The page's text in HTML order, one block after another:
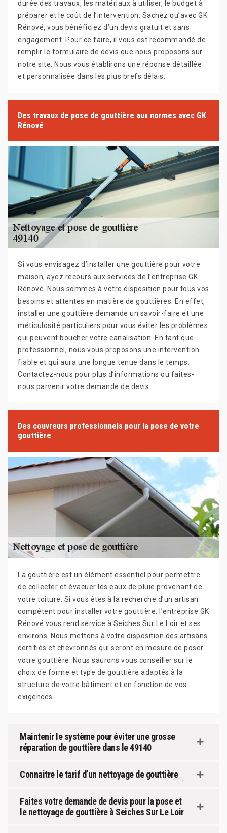
durée des travaux, les matériaux à utiliser, le budget à
préparer et le coût de l’intervention. Sachez qu’avec GK
Rénové, vous bénéficiez d’un devis gratuit et sans
engagement. Pour ce faire, il vous est recommandé de
remplir le formulaire de devis que nous proposons sur
notre site. Nous vous établirons une réponse détaillée
et personnalisée dans les plus brefs délais.
Des travaux de pose de gouttière aux normes avec GK
Rénové
Si vous envisagez d’installer une gouttière pour votre
maison, ayez recours aux services de l’entreprise GK
Rénové. Nous sommes à votre disposition pour tous vos
besoins et attentes en matière de gouttières. En effet,
installer une gouttière demande un savoir-faire et une
méticulosité particuliers pour vous éviter les problèmes
qui peuvent boucher votre canalisation. En tant que
professionnel, nous vous proposons une intervention
fiable et qui aura une longue tenue dans le temps.
Contactez-nous pour plus d’informations ou faites-
nous parvenir votre demande de devis.
Des couvreurs professionnels pour la pose de votre
gouttière
La gouttière est un élément essentiel pour permettre
de collecter et évacuer les eaux de pluie provenant de
votre toiture. Si vous êtes à la recherche d’un artisan
compétent pour installer votre gouttière, l’entreprise GK
Rénové vous rend service à Seiches Sur Le Loir et ses
environs. Nous mettons à votre disposition des artisans
certifiés et chevronnés qui seront en mesure de poser
votre gouttière. Nous saurons vous conseiller sur le
choix de forme et type de gouttière adaptés à la
structure de votre bâtiment et en fonction de vos
exigences.
Maintenir le système pour éviter une grosse
réparation de gouttière dans le 49140
Connaitre le tarif d’un nettoyage de gouttière
Faites votre demande de devis pour la pose et
le nettoyage de gouttière à Seiches Sur Le Loir